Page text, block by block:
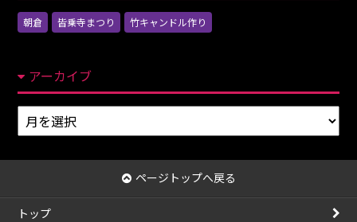
朝倉 皆乗寺まつり 竹キャンドル作り
アーカイブ
ア
ー
ブ
ページトップへ戻る
トップ